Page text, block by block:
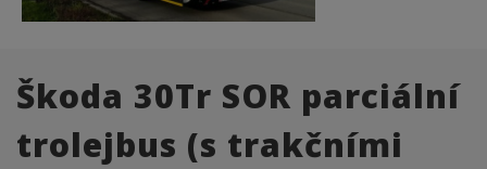
Škoda 30Tr SOR parciální
trolejbus (s trakčními